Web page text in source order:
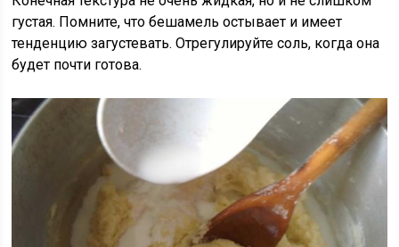
густая. Помните, что бешамель остывает и имеет
тенденцию загустевать. Отрегулируйте соль, когда она
будет почти готова.